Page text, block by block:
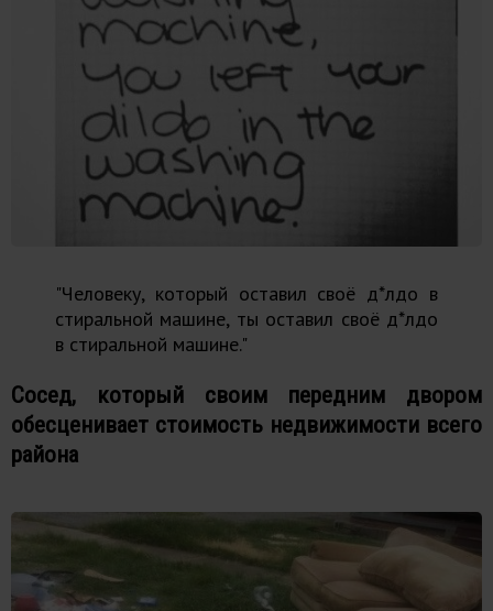
"Человеку, который оставил своё д*лдo в
стиральной машине, ты оставил своё д*лдo
в стиральной машине."
Сосед, который своим передним двором
обесценивает стоимость недвижимости всего
района